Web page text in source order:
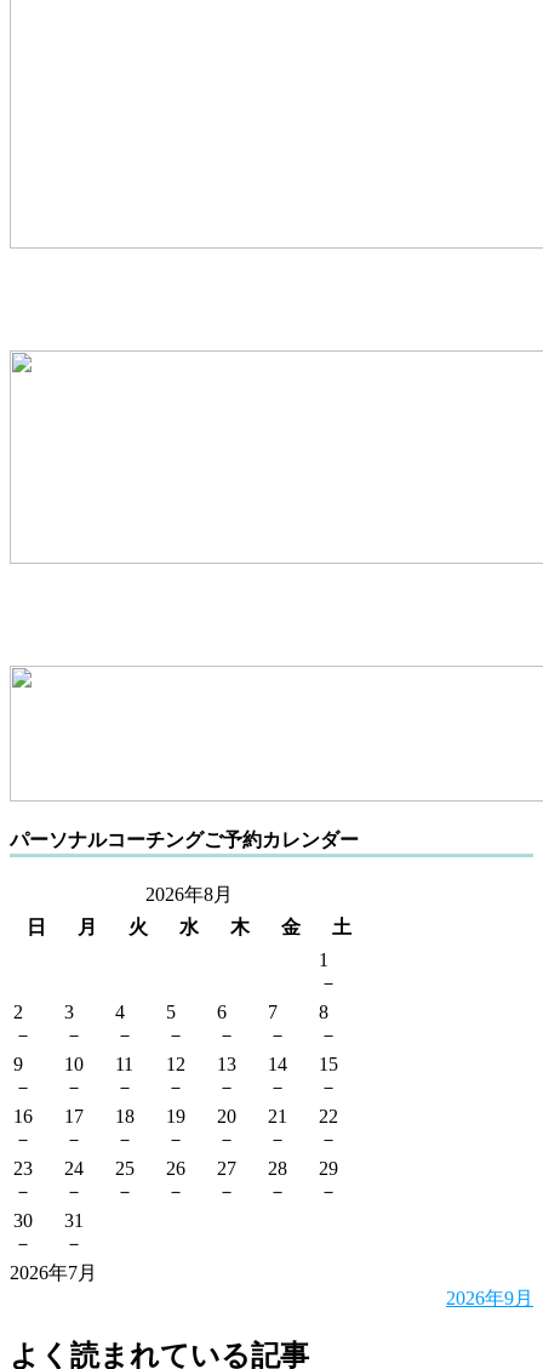
パーソナルコーチングご予約カレンダー
2026年8月
日
月 火 水 木 金
土
1
－
2
－
3
－
4
－
5
－
6
－
7
－
8
－
9
－
10
－
11
－
12
－
13
－
14
－
15
－
16
－
17
－
18
－
19
－
20
－
21
－
22
－
23
－
24
－
25
－
26
－
27
－
28
－
29
－
30
－
31
－
2026年7月
2026年9月
よく読まれている記事